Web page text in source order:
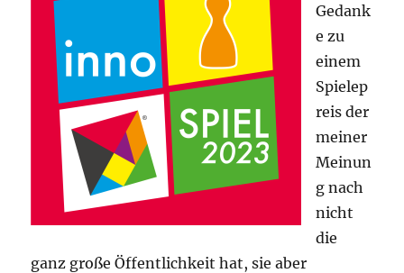
Gedank
e zu
einem
Spielep
reis der
meiner
Meinun
g nach
nicht
die
ganz große Öffentlichkeit hat, sie aber